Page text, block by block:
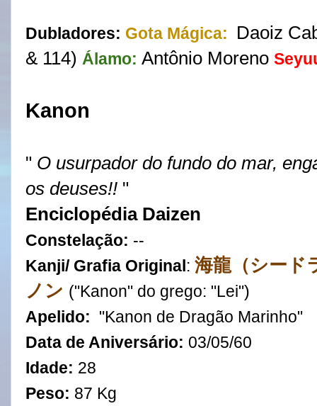
Dubladores: Gota Mágica:
Daoiz
& 114) Álamo: Antônio Moreno
Kanon
" O usurpador do fundo do mar,
os deuses!! "
Enciclopédia Daizen
Constelação: --
Kanji/ Grafia Original : 海龍（シード
ノン ("Kanon" do grego: "Lei")
Apelido: "Kanon de Dragão Marinho"
Data de Aniversário: 03/05/60
Idade: 28
Peso: 87 Kg